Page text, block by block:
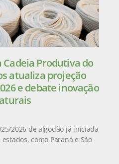
Produtiva do
atualiza projeção
e debate inovação
2026 de algodão já iniciada
como Paraná e São